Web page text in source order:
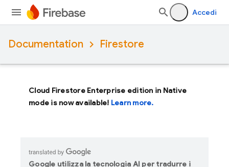
Accedi
Documentation Firestore
Cloud Firestore Enterprise edition in Native
mode is now available! Learn more.
Google utilizza la tecnologia AI per tradurre i